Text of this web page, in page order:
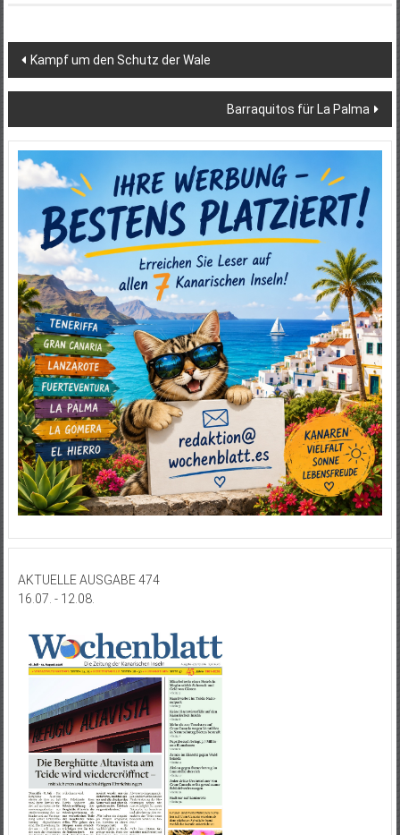
Beitragsnavigation
Kampf um den Schutz der Wale
Barraquitos für La Palma
AKTUELLE AUSGABE 474
16.07. - 12.08.